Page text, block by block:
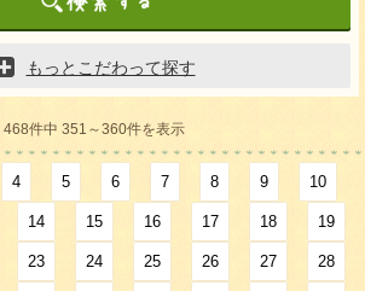
もっとこだわって探す
468件中 351～360件を表示
4 5 6 7 8 9 10
14 15 16 17 18 19
23 24 25 26 27 28